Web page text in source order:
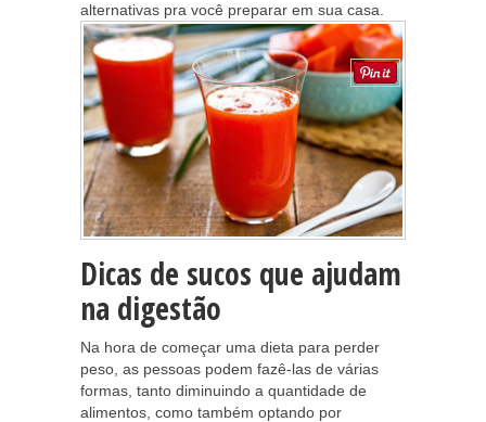
alternativas pra você preparar em sua casa.
Dicas de sucos que ajudam
na digestão
Na hora de começar uma dieta para perder
peso, as pessoas podem fazê-las de várias
formas, tanto diminuindo a quantidade de
alimentos, como também optando por